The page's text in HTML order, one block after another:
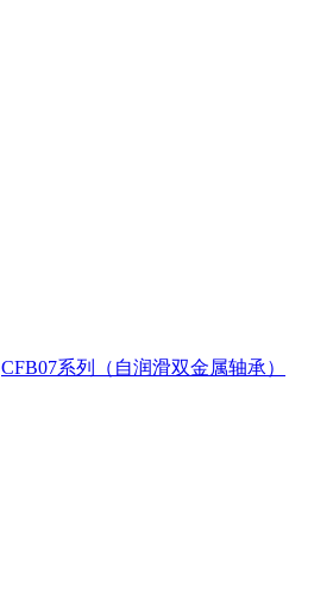
CFB07系列（自润滑双金属轴承）